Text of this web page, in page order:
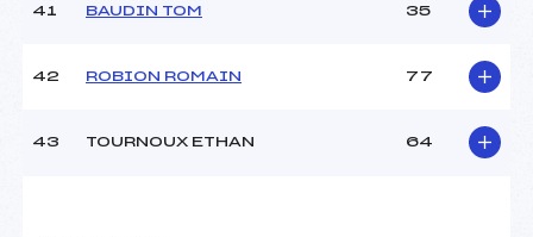
41 BAUDIN TOM 35
42 ROBION ROMAIN 77
43 TOURNOUX ETHAN 64